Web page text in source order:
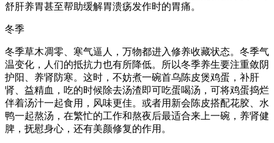
舒肝养胃甚至帮助缓解胃溃疡发作时的胃痛。
冬季
冬季草木凋零、寒气逼人，万物都进入修养收藏状态。冬季气
温变化，人们的抵抗力也有所降低。所以冬季养生要注重敛阴
护阳、养肾防寒。这时，不妨煮一碗首乌陈皮煲鸡蛋，补肝
肾、益精血，吃的时候除去汤渣即可吃蛋喝汤，可将鸡蛋捣烂
伴着汤汁一起食用，风味更佳。或者用新会陈皮搭配花胶、水
鸭一起熬汤，在繁忙的工作和熬夜后最适合来上一碗，养肾健
脾，抚慰身心，还有美颜修复的作用。